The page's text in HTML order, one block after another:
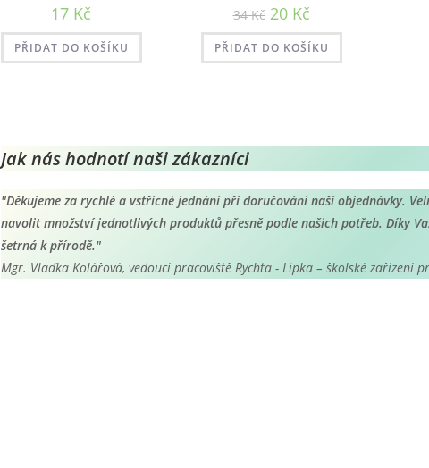
17 Kč
PŘIDAT DO KOŠÍKU
34Kč Původní
cena
byla:
34 Kč.
20 KčAktuální
cena
je:
20 Kč.
PŘIDAT DO KOŠÍKU
Jak nás hodnotí naši zákazníci
"Děkujeme za rychlé a vstřícné jednání při doručování naší objednávky.
navolit množství jednotlivých produktů přesně podle našich potřeb. Díky
šetrná k přírodě."
Mgr. Vlaďka Kolářová, vedoucí pracoviště Rychta - Lipka – školské zařízení